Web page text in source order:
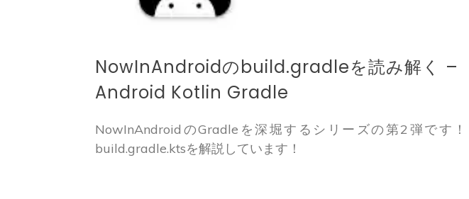
NowInAndroidのbuild.gradleを読み解く –
Android Kotlin Gradle
NowInAndroidのGradleを深堀するシリーズの第2弾です！
build.gradle.ktsを解説しています！